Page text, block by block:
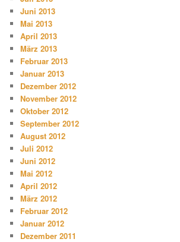
Juni 2013
Mai 2013
April 2013
März 2013
Februar 2013
Januar 2013
Dezember 2012
November 2012
Oktober 2012
September 2012
August 2012
Juli 2012
Juni 2012
Mai 2012
April 2012
März 2012
Februar 2012
Januar 2012
Dezember 2011